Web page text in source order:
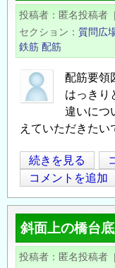
の
費
定
式
の
投稿者 匿名投稿者 |
セクション
質問広
鉄筋 配筋
配筋要領
はっきり
違いにつ
えていただきたい
配
筋
要
領
図，
配
続きを見る
コメントを追加
斜面上の橋台
投稿者 匿名投稿者 |